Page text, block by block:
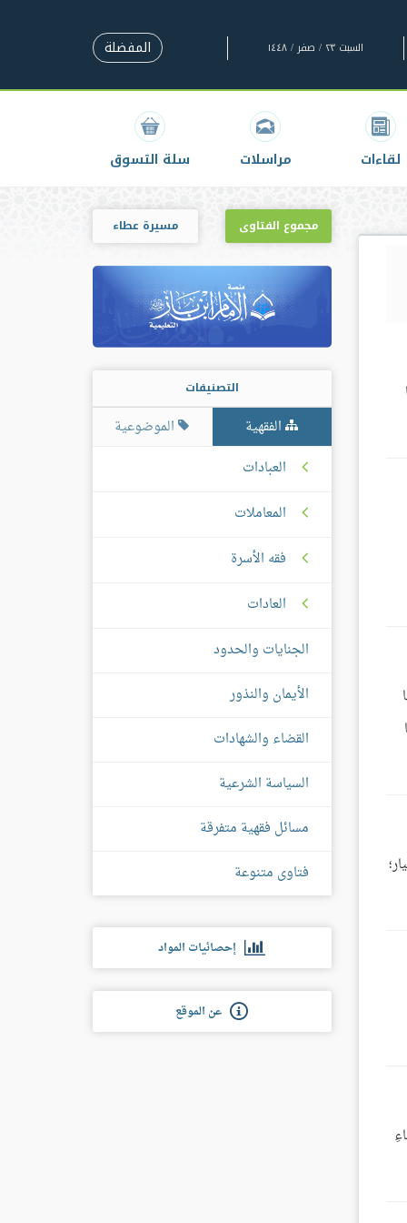
السبت ٢٣ / صفر / ١٤٤٨ المفضلة
لقاءات مراسلات سلة التسوق
مجموع الفتاوى مسيرة عطاء
التصنيفات
الفقهية
الموضوعية
العبادات
المعاملات
فقه الأسرة
العادات
الجنايات والحدود
الأيمان والنذور
القضاء والشهادات
السياسة الشرعية
مسائل فقهية متفرقة
فتاوى متنوعة
إحصائيات المواد
عن الموقع